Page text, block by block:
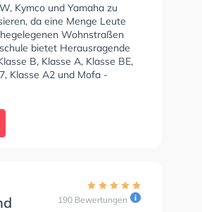
Kymco und Yamaha zu
da eine Menge Leute
Wohnstraßen
bietet Herausragende
B, Klasse A, Klasse BE,
Klasse A2 und Mofa -
190 Bewertungen